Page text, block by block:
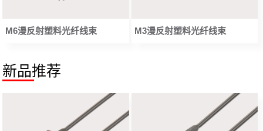
M6漫反射塑料光纤线束 M3漫反射塑料光纤线束
新品推荐